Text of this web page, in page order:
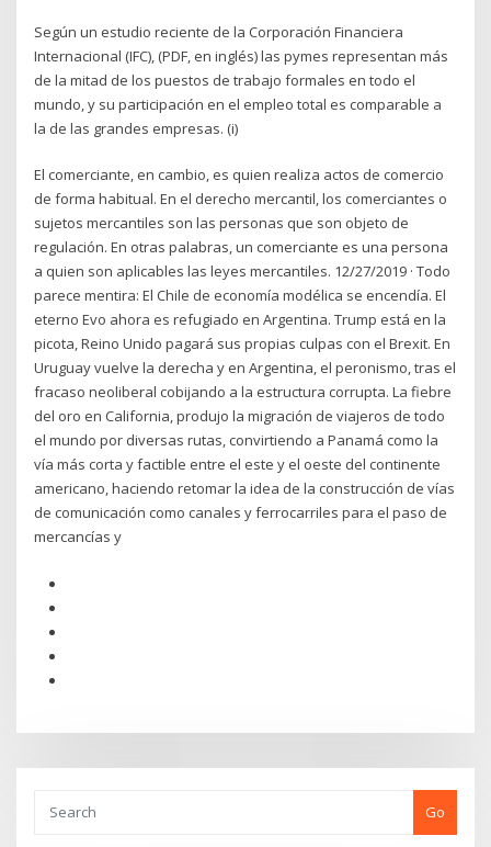
Según un estudio reciente de la Corporación Financiera
Internacional (IFC), (PDF, en inglés) las pymes representan más
de la mitad de los puestos de trabajo formales en todo el
mundo, y su participación en el empleo total es comparable a
la de las grandes empresas. (i)
El comerciante, en cambio, es quien realiza actos de comercio
de forma habitual. En el derecho mercantil, los comerciantes o
sujetos mercantiles son las personas que son objeto de
regulación. En otras palabras, un comerciante es una persona
a quien son aplicables las leyes mercantiles. 12/27/2019 · Todo
parece mentira: El Chile de economía modélica se encendía. El
eterno Evo ahora es refugiado en Argentina. Trump está en la
picota, Reino Unido pagará sus propias culpas con el Brexit. En
Uruguay vuelve la derecha y en Argentina, el peronismo, tras el
fracaso neoliberal cobijando a la estructura corrupta. La fiebre
del oro en California, produjo la migración de viajeros de todo
el mundo por diversas rutas, convirtiendo a Panamá como la
vía más corta y factible entre el este y el oeste del continente
americano, haciendo retomar la idea de la construcción de vías
de comunicación como canales y ferrocarriles para el paso de
mercancías y
Go